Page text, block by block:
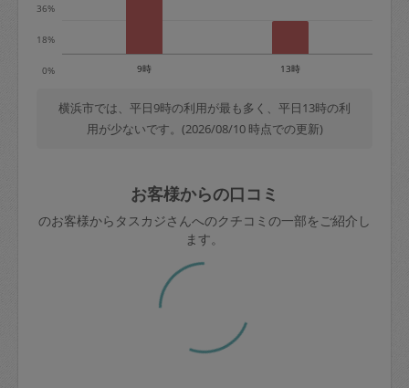
0%
18%
36%
9時 13時
横浜市では、平日9時の利用が最も多く、平日13時の利
用が少ないです。(2026/08/10 時点での更新)
お客様からの口コミ
のお客様からタスカジさんへのクチコミの一部をご紹介し
ます。